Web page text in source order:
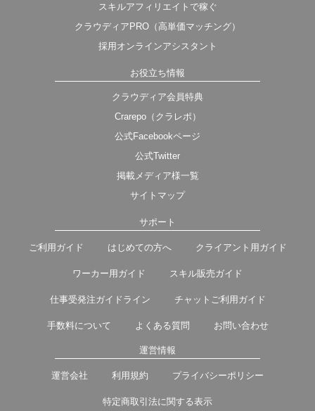
スキルアフィリエイトで稼ぐ
クラウディアPRO（高単価マッチング）
採用オンラインアシスタント
お役立ち情報
クラウディア会員特典
Crarepo（クラレポ）
公式Facebookページ
公式Twitter
掲載メディア様一覧
サイトマップ
サポート
ご利用ガイド はじめての方へ クライアント用ガイド
ワーカー用ガイド スキル販売ガイド
仕事受発注ガイドライン チャットご利用ガイド
手数料について よくある質問 お問い合わせ
運営情報
運営会社 利用規約 プライバシーポリシー
特定商取引法に関する表示